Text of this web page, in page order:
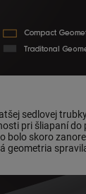
sedlovej
pri šliapaní
bolo skoro
geometria